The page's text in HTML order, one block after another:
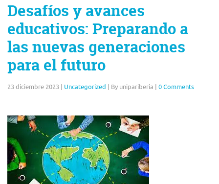
Desafíos y avances
educativos: Preparando a
las nuevas generaciones
para el futuro
23 diciembre 2023 | Uncategorized | By unipariberia | 0 Comments